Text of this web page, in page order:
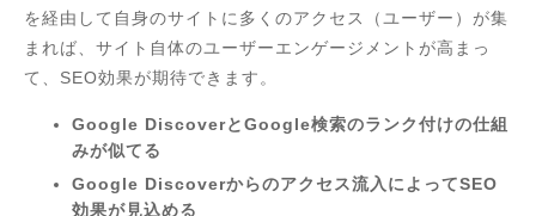
を経由して自身のサイトに多くのアクセス（ユーザー）が集
まれば、サイト自体のユーザーエンゲージメントが高まっ
て、SEO効果が期待できます。
Google DiscoverとGoogle検索のランク付けの仕組
みが似てる
Google Discoverからのアクセス流入によってSEO
効果が見込める